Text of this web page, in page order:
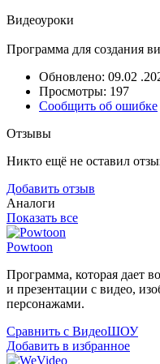
Видеоуроки
Программа для создания
Обновлено: 09.02
Просмотры: 197
Сообщить об ошибке
Отзывы
Никто ещё не оставил
Добавить отзыв
Аналоги
Показать все
Powtoon
Программа, которая дает
и презентации с видео,
персонажами.
Сравнить с ВидеоШОУ
Добавить в избранное